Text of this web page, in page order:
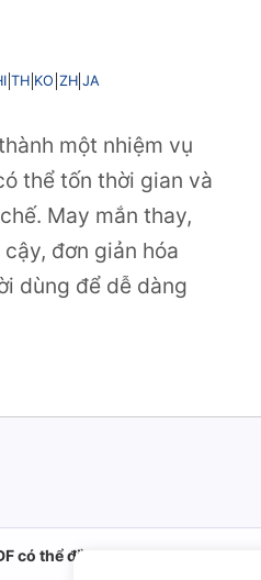
TH KO ZH JA
một nhiệm vụ
thể tốn thời gian và
May mắn thay,
đơn giản hóa
dùng để dễ dàng
có thể điền